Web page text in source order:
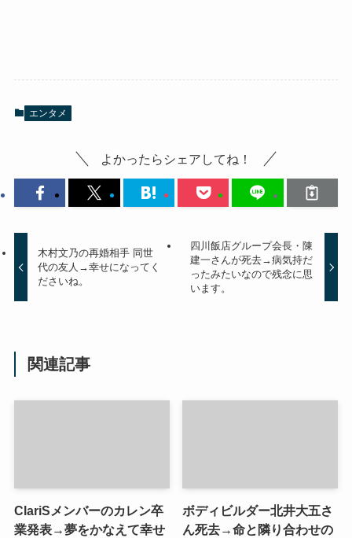
エンタメ
よかったらシェアしてね！
木村文乃の再婚相手 同世
代の友人→幸せになってく
ださいね。
四川飯店グループ会長・陳
建一さんが死去→病気持だ
ったみたいなので残念に思
います。
関連記事
ClariSメンバーのカレン卒
業発表→夢をかなえて幸せ
ボディビルダー北井大五さ
ん死去→命と隣り合わせの